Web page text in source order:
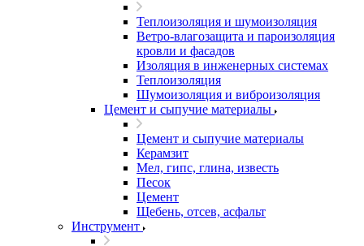
Теплоизоляция и шумоизоляция
Ветро-влагозащита и пароизоляция
кровли и фасадов
Изоляция в инженерных системах
Теплоизоляция
Шумоизоляция и виброизоляция
Цемент и сыпучие материалы
Цемент и сыпучие материалы
Керамзит
Мел, гипс, глина, известь
Песок
Цемент
Щебень, отсев, асфальт
Инструмент